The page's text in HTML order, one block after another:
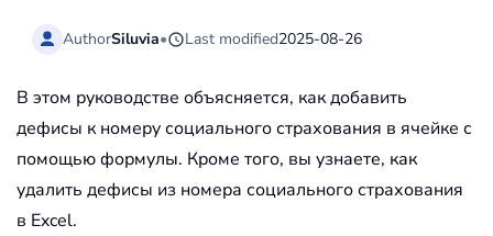
AuthorSiluvia• Last modified2025-08-26
В этом руководстве объясняется, как добавить
дефисы к номеру социального страхования в ячейке с
помощью формулы. Кроме того, вы узнаете, как
удалить дефисы из номера социального страхования
в Excel.